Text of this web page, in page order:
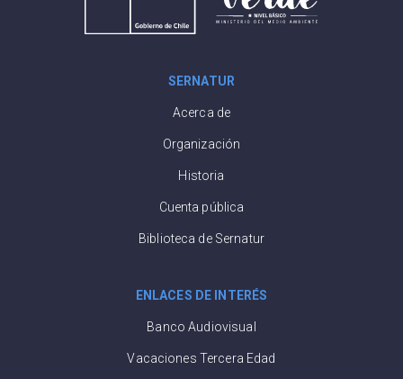
SERNATUR
Acerca de
Organización
Historia
Cuenta pública
Biblioteca de Sernatur
ENLACES DE INTERÉS
Banco Audiovisual
Vacaciones Tercera Edad